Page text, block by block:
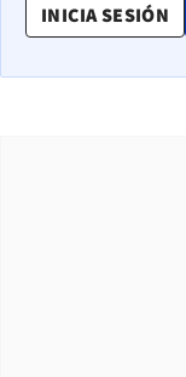
INICIA SESIÓN